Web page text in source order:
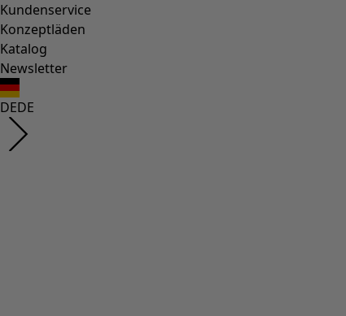
Kundenservice
Konzeptläden
Katalog
Newsletter
DEDE